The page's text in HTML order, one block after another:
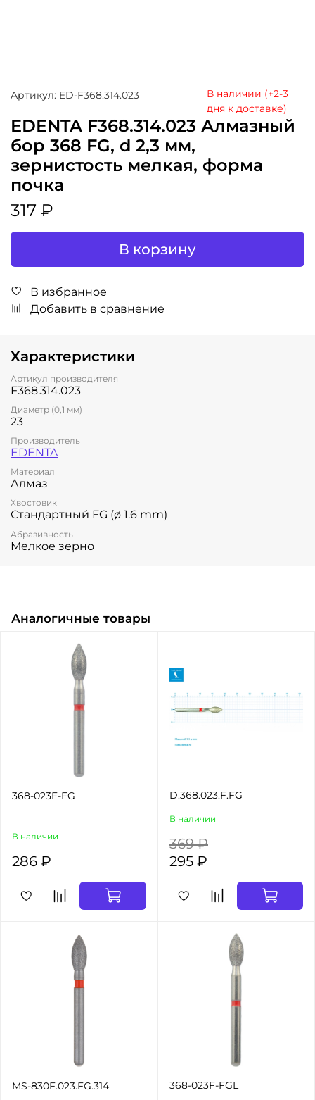
Артикул: ED-F368.314.023
В наличии (+2-3
дня к доставке)
EDENTA F368.314.023 Алмазный
бор 368 FG, d 2,3 мм,
зернистость мелкая, форма
почка
317 ₽
В корзину
В избранное
Добавить в сравнение
Характеристики
Артикул производителя
F368.314.023
Диаметр (0,1 мм)
23
Производитель
EDENTA
Материал
Алмаз
Хвостовик
Стандартный FG (ø 1.6 mm)
Абразивность
Мелкое зерно
Аналогичные товары
368-023F-FG
В наличии
286 ₽
D.368.023.F.FG
В наличии
369 ₽
295 ₽
MS-830F.023.FG.314 368-023F-FGL